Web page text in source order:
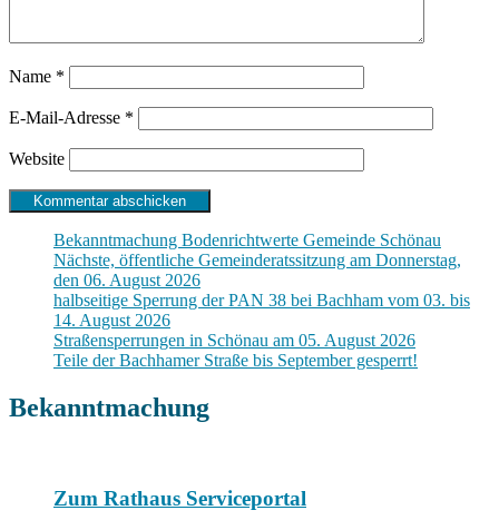
Name *
E-Mail-Adresse *
Website
Bekanntmachung Bodenrichtwerte Gemeinde Schönau
Nächste, öffentliche Gemeinderatssitzung am Donnerstag,
den 06. August 2026
halbseitige Sperrung der PAN 38 bei Bachham vom 03. bis
14. August 2026
Straßensperrungen in Schönau am 05. August 2026
Teile der Bachhamer Straße bis September gesperrt!
Bekanntmachung
Zum Rathaus Serviceportal